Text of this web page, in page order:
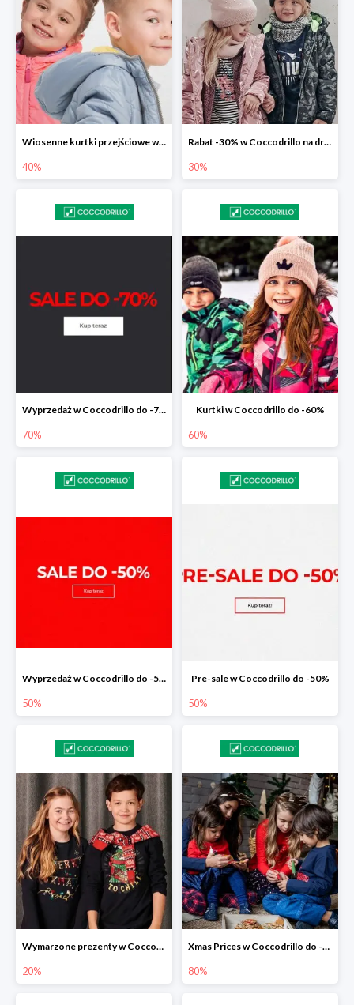
Wiosenne kurtki przejściowe w Coccodrillo do -40%
40%
Rabat -30% w Coccodrillo na drugi produkt
30%
Wyprzedaż w Coccodrillo do -70%
70%
Kurtki w Coccodrillo do -60%
60%
Wyprzedaż w Coccodrillo do -50%
50%
Pre-sale w Coccodrillo do -50%
50%
Wymarzone prezenty w Coccodrillo -20%
20%
Xmas Prices w Coccodrillo do -80%
80%